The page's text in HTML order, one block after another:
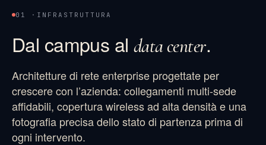
01 · INFRASTRUTTURA
Dal campus al data center.
Architetture di rete enterprise progettate per
crescere con l’azienda: collegamenti multi-sede
affidabili, copertura wireless ad alta densità e una
fotografia precisa dello stato di partenza prima di
ogni intervento.